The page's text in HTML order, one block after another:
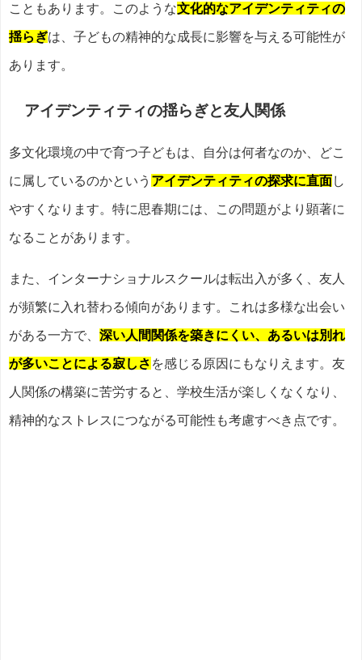
こともあります。このような文化的なアイデンティティの
揺らぎは、子どもの精神的な成長に影響を与える可能性が
あります。
アイデンティティの揺らぎと友人関係
多文化環境の中で育つ子どもは、自分は何者なのか、どこ
に属しているのかという アイデンティティの探求に直面し
やすくなります。特に思春期には、この問題がより顕著に
なることがあります。
また、インターナショナルスクールは転出入が多く、友人
が頻繁に入れ替わる傾向があります。これは多様な出会い
がある一方で、 深い人間関係を築きにくい、あるいは別れ
が多いことによる寂しさ を感じる原因にもなりえます。友
人関係の構築に苦労すると、学校生活が楽しくなくなり、
精神的なストレスにつながる可能性も考慮すべき点です。